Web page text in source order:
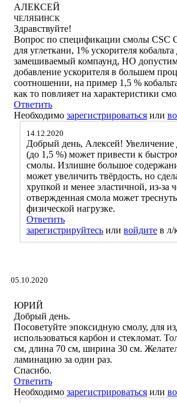
АЛЕКСЕЙ
ЧЕЛЯБИНСК
Здравствуйте!
Вопрос по спецификации смолы CSC
для углеткани, 1% ускорителя кобальта
замешиваемый компаунд, НО
добавление ускорителя в большем
соотношении, на пример 1,5 %
как то повлияет на характеристики
Ответить
Необходимо зарегистрироваться или
14.12.2020
Добрый день, Алексей! Увеличение
(до 1,5 %) может привести к
смолы. Излишне большое
может увеличить твёрдость, но
хрупкой и менее эластичной, из-за
отвержденная смола может
физической нагрузке.
Ответить
зарегистрируйтесь или войдите в л/
05.10.2020
ЮРИЙ
Добрый день.
Посоветуйте эпоксидную смолу, для
использоваться карбон и стекломат.
см, длина 70 см, ширина 30 см.
ламинацию за один раз.
Спасибо.
Ответить
Необходимо зарегистрироваться или